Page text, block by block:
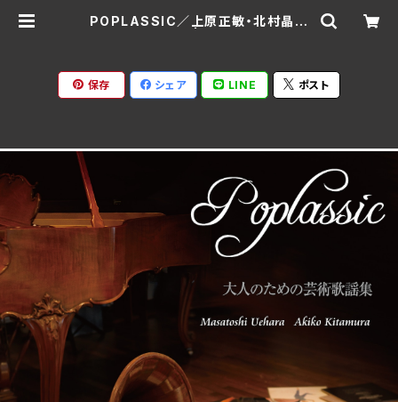
POPLASSIC／上原正敏・北村晶子
保存 シェア LINE ポスト